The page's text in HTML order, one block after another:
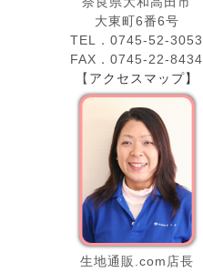
大東町6番6号
TEL．0745-52-3053
FAX．0745-22-8434
【 アクセスマップ】
生地通販.com店長